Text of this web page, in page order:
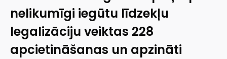
nelikumīgi iegūtu līdzekļu
legalizāciju veiktas 228
apcietināšanas un apzināti